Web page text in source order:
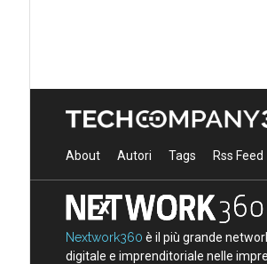
About Autori Tags Rss Feed
Nextwork360 è il più grande
digitale e imprenditoriale nelle